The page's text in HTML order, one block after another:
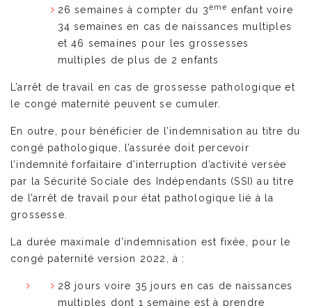
26 semaines à compter du 3ème enfant voire
34 semaines en cas de naissances multiples
et 46 semaines pour les grossesses
multiples de plus de 2 enfants
L’arrêt de travail en cas de grossesse pathologique et
le congé maternité peuvent se cumuler.
En outre, pour bénéficier de l’indemnisation au titre du
congé pathologique, l’assurée doit percevoir
l’indemnité forfaitaire d’interruption d’activité versée
par la Sécurité Sociale des Indépendants (SSI) au titre
de l’arrêt de travail pour état pathologique lié à la
grossesse.
La durée maximale d’indemnisation est fixée, pour le
congé paternité version 2022, à :
28 jours voire 35 jours en cas de naissances
multiples dont 1 semaine est à prendre